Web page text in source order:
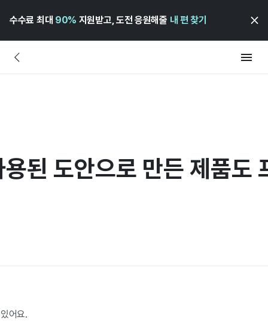
수수료 최대 90% 지원받고, 도전 응원해줄 내 편 찾기
된 도안으로 만든 제품도
어요.